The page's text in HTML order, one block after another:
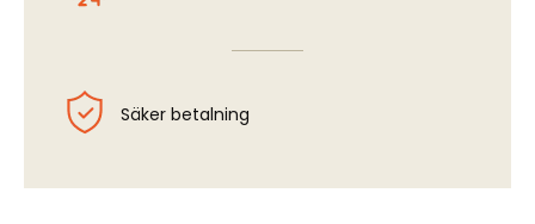
Säker betalning